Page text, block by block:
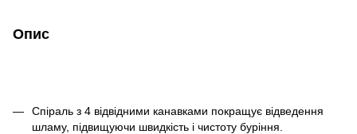
Опис
Спіраль з 4 відвідними канавками покращує відведення
шламу, підвищуючи швидкість і чистоту буріння.